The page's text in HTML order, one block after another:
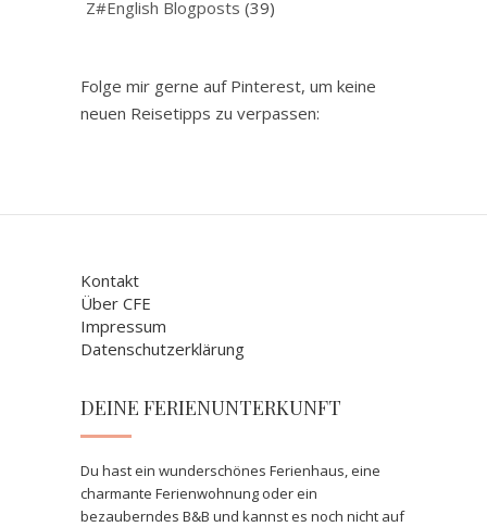
Z#English Blogposts (39)
Folge mir gerne auf Pinterest, um keine
neuen Reisetipps zu verpassen:
Kontakt
Über CFE
Impressum
Datenschutzerklärung
DEINE FERIENUNTERKUNFT
Du hast ein wunderschönes Ferienhaus, eine
charmante Ferienwohnung oder ein
bezauberndes B&B und kannst es noch nicht auf